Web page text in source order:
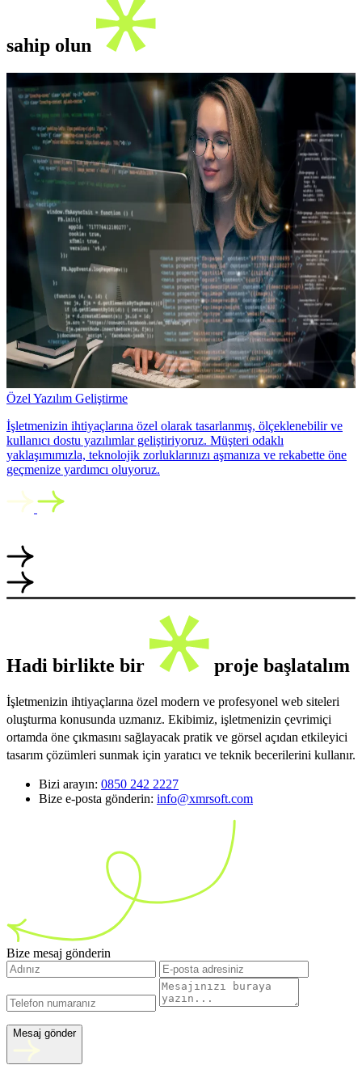
sahip olun
Özel Yazılım Geliştirme
İşletmenizin ihtiyaçlarına özel olarak tasarlanmış, ölçeklenebilir ve
kullanıcı dostu yazılımlar geliştiriyoruz. Müşteri odaklı
yaklaşımımızla, teknolojik zorluklarınızı aşmanıza ve rekabette öne
geçmenize yardımcı oluyoruz.
Hadi birlikte bir proje başlatalım
İşletmenizin ihtiyaçlarına özel modern ve profesyonel web siteleri
oluşturma konusunda uzmanız. Ekibimiz, işletmenizin çevrimiçi
ortamda öne çıkmasını sağlayacak pratik ve görsel açıdan etkileyici
tasarım çözümleri sunmak için yaratıcı ve teknik becerilerini kullanır.
Bizi arayın: 0850 242 2227
Bize e-posta gönderin: info@xmrsoft.com
Bize mesaj gönderin
Mesaj gönder